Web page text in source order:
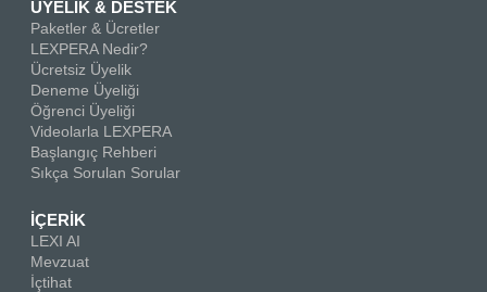
ÜYELİK & DESTEK
Paketler & Ücretler
LEXPERA Nedir?
Ücretsiz Üyelik
Deneme Üyeliği
Öğrenci Üyeliği
Videolarla LEXPERA
Başlangıç Rehberi
Sıkça Sorulan Sorular
İÇERİK
LEXI AI
Mevzuat
İçtihat